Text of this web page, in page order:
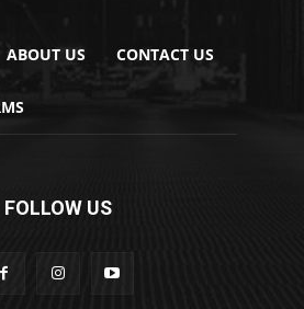
ABOUT US CONTACT US
FOLLOW US